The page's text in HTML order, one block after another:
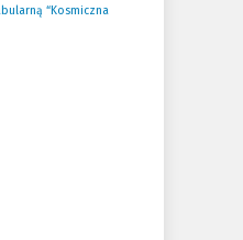
“Kosmiczna